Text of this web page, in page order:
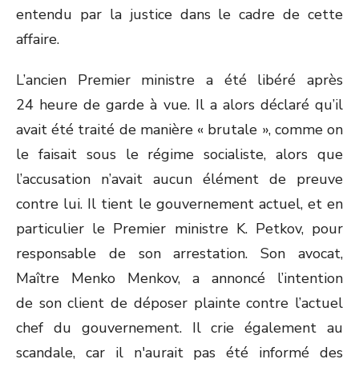
entendu par la justice dans le cadre de cette
affaire.
L’ancien Premier ministre a été libéré après
24 heure de garde à vue. Il a alors déclaré qu’il
avait été traité de manière « brutale », comme on
le faisait sous le régime socialiste, alors que
l’accusation n’avait aucun élément de preuve
contre lui. Il tient le gouvernement actuel, et en
particulier le Premier ministre K. Petkov, pour
responsable de son arrestation. Son avocat,
Maître Menko Menkov, a annoncé l’intention
de son client de déposer plainte contre l’actuel
chef du gouvernement. Il crie également au
scandale, car il n'aurait pas été informé des